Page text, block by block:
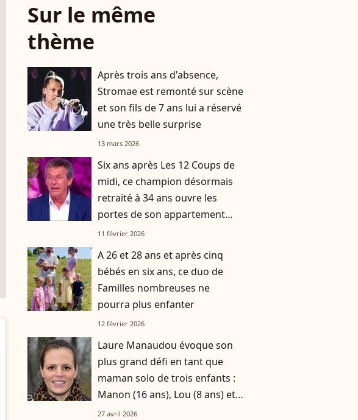
Sur le même
thème
Après trois ans d'absence,
Stromae est remonté sur scène
et son fils de 7 ans lui a réservé
une très belle surprise
13 mars 2026
Six ans après Les 12 Coups de
midi, ce champion désormais
retraité à 34 ans ouvre les
portes de son appartement
acheté grâce à sa cagnotte
11 février 2026
A 26 et 28 ans et après cinq
bébés en six ans, ce duo de
Familles nombreuses ne
pourra plus enfanter
12 février 2026
Laure Manaudou évoque son
plus grand défi en tant que
maman solo de trois enfants :
Manon (16 ans), Lou (8 ans) et
Sacha (5 ans)
27 avril 2026